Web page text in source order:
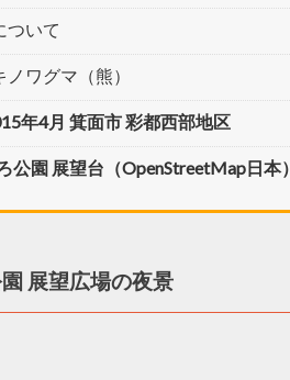
ついて
ワグマ（熊）
年4月 箕面市 彩都西部地区
公園 展望台（OpenStreetMap日本）
展望広場の夜景